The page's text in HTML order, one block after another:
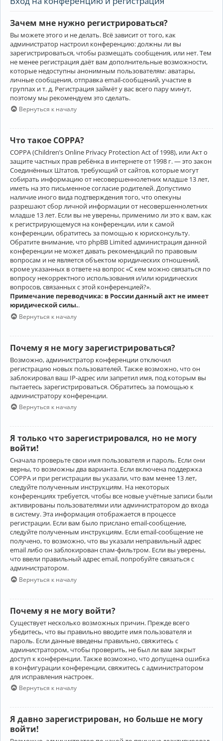
Зачем мне нужно регистрироваться?
Вы можете этого и не делать. Всё зависит от того, как
администратор настроил конференцию: должны ли вы
зарегистрироваться, чтобы размещать сообщения, или нет. Тем
не менее регистрация даёт вам дополнительные возможности,
которые недоступны анонимным пользователям: аватары,
личные сообщения, отправка email-сообщений, участие в
группах и т. д. Регистрация займёт у вас всего пару минут,
поэтому мы рекомендуем это сделать.
Вернуться к началу
Что такое COPPA?
COPPA (Children’s Online Privacy Protection Act of 1998), или Акт о
защите частных прав ребёнка в интернете от 1998 г. — это закон
Соединённых Штатов, требующий от сайтов, которые могут
собирать информацию от несовершеннолетних младше 13 лет,
иметь на это письменное согласие родителей. Допустимо
наличие иного вида подтверждения того, что опекуны
разрешают сбор личной информации от несовершеннолетних
младше 13 лет. Если вы не уверены, применимо ли это к вам, как
к регистрирующемуся на конференции, или к самой
конференции, обратитесь за помощью к юрисконсульту.
Обратите внимание, что phpBB Limited администрация данной
конференции не может давать рекомендаций по правовым
вопросам и не является объектом юридических отношений,
кроме указанных в ответе на вопрос «С кем можно связаться по
вопросу некорректного использования и/или юридических
вопросов, связанных с этой конференцией?».
Примечание переводчика: в России данный акт не имеет
юридической силы..
Вернуться к началу
Почему я не могу зарегистрироваться?
Возможно, администратор конференции отключил
регистрацию новых пользователей. Также возможно, что он
заблокировал ваш IP-адрес или запретил имя, под которым вы
пытаетесь зарегистрироваться. Обратитесь за помощью к
администратору конференции.
Вернуться к началу
Я только что зарегистрировался, но не могу
войти!
Сначала проверьте свои имя пользователя и пароль. Если они
верны, то возможны два варианта. Если включена поддержка
COPPA и при регистрации вы указали, что вам менее 13 лет,
следуйте полученным инструкциям. На некоторых
конференциях требуется, чтобы все новые учётные записи были
активированы пользователями или администратором до входа
в систему. Эта информация отображается в процессе
регистрации. Если вам было прислано email-сообщение,
следуйте полученным инструкциям. Если email-сообщение не
получено, то возможно, что вы указали неправильный адрес
email либо он заблокирован спам-фильтром. Если вы уверены,
что ввели правильный адрес email, попробуйте связаться с
администратором.
Вернуться к началу
Почему я не могу войти?
Существует несколько возможных причин. Прежде всего
убедитесь, что вы правильно вводите имя пользователя и
пароль. Если данные введены правильно, свяжитесь с
администратором, чтобы проверить, не был ли вам закрыт
доступ к конференции. Также возможно, что допущена ошибка
в конфигурации конференции, свяжитесь с администратором
для исправления настроек.
Вернуться к началу
Я давно зарегистрирован, но больше не могу
войти!